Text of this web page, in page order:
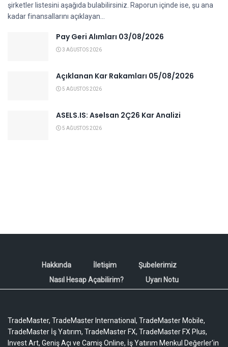
şirketler listesini aşağıda bulabilirsiniz. Raporun içinde ise, şu ana
kadar finansallarını açıklayan...
Pay Geri Alımları 03/08/2026
3 AĞUSTOS 2026
Açıklanan Kar Rakamları 05/08/2026
5 AĞUSTOS 2026
ASELS.IS: Aselsan 2Ç26 Kar Analizi
5 AĞUSTOS 2026
Hakkında İletişim
Şubelerimiz
Nasıl Hesap Açabilirim?
Uyarı Notu
TradeMaster, TradeMaster International, TradeMaster Mobile,
TradeMaster İş Yatırım, TradeMaster FX, TradeMaster FX Plus,
Invest Art, Geniş Açı ve Camiş Online, İş Yatırım Menkul Değerler'in